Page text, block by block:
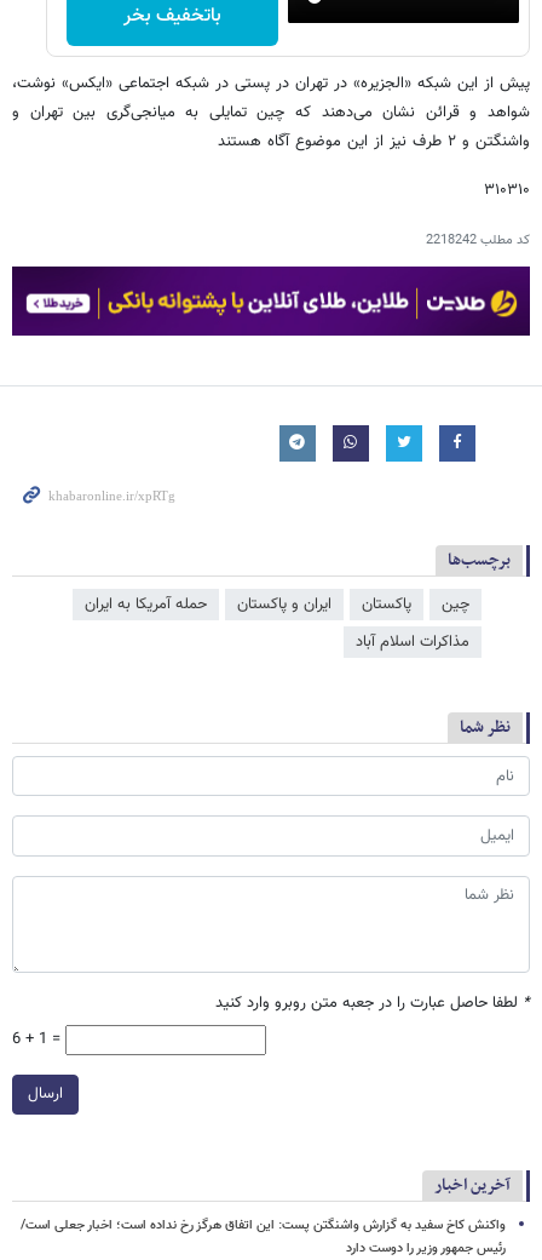
باتخفیف بخر
پیش از این شبکه «الجزیره» در تهران در پستی در شبکه اجتماعی «ایکس» نوشت،
شواهد و قرائن نشان‌ می‌دهند که چین تمایلی به میانجی‌گری بین تهران و
واشنگتن و ۲ طرف نیز از این موضوع آگاه هستند
۳۱۰۳۱۰
کد مطلب2218242
برچسب‌ها
چین پاکستان ایران و پاکستان
حمله آمریکا به ایران
مذاکرات اسلام آباد
نظر شما
* لطفا حاصل عبارت را در جعبه متن روبرو وارد کنید
6 + 1 =
ارسال
آخرین اخبار
واکنش کاخ سفید به گزارش واشنگتن پست: این اتفاق هرگز رخ نداده است؛ اخبار جعلی است/
رئیس جمهور وزیر را دوست دارد